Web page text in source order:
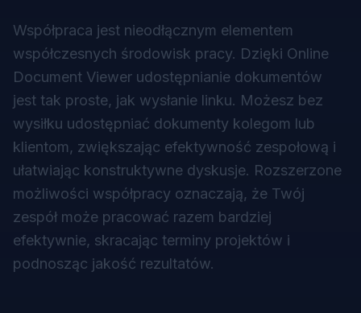
Współpraca jest nieodłącznym elementem
współczesnych środowisk pracy. Dzięki Online
Document Viewer udostępnianie dokumentów
jest tak proste, jak wysłanie linku. Możesz bez
wysiłku udostępniać dokumenty kolegom lub
klientom, zwiększając efektywność zespołową i
ułatwiając konstruktywne dyskusje. Rozszerzone
możliwości współpracy oznaczają, że Twój
zespół może pracować razem bardziej
efektywnie, skracając terminy projektów i
podnosząc jakość rezultatów.